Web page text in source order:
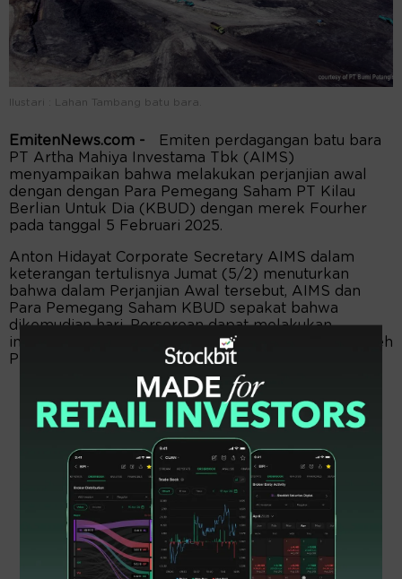
Ilustari : Lahan Tambang batu bara.
EmitenNews.com -
Emiten perdagangan batu bara
PT Artha Mahiya Investama Tbk (AIMS)
menyampaikan bahwa melakukan perjanjian awal
dengan dengan Para Pemegang Saham PT Kilau
Berlian Untuk Dia (KBUD) dengan merek Fourher
pada tanggal 5 Februari 2025.
Anton Hidayat Corporate Secretary AIMS dalam
keterangan tertulisnya Jumat (5/2) menuturkan
bahwa dalam Perjanjian Awal tersebut, AIMS dan
Para Pemegang Saham KBUD sepakat bahwa
dikemudian hari, Perseroan dapat melakukan
investasi melalui penyertaan kepemilikan saham oleh
Perseroan pada KBUD (Rencana Investasi).